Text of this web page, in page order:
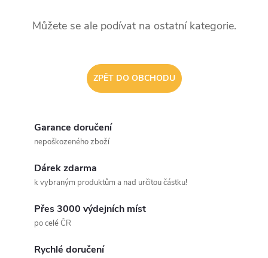
Můžete se ale podívat na ostatní kategorie.
ZPĚT DO OBCHODU
Garance doručení
nepoškozeného zboží
Dárek zdarma
k vybraným produktům a nad určitou částku!
Přes 3000 výdejních míst
po celé ČR
Rychlé doručení